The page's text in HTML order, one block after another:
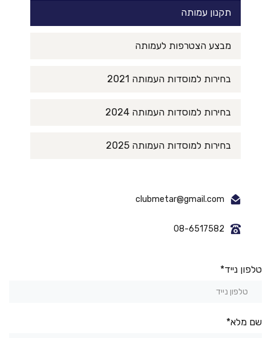
תקנון עמותה
מבצע הצטרפות לעמותה
בחירות למוסדות העמותה 2021
בחירות למוסדות העמותה 2024
בחירות למוסדות העמותה 2025
clubmetar@gmail.com
08-6517582
טלפון נייד*
שם מלא*